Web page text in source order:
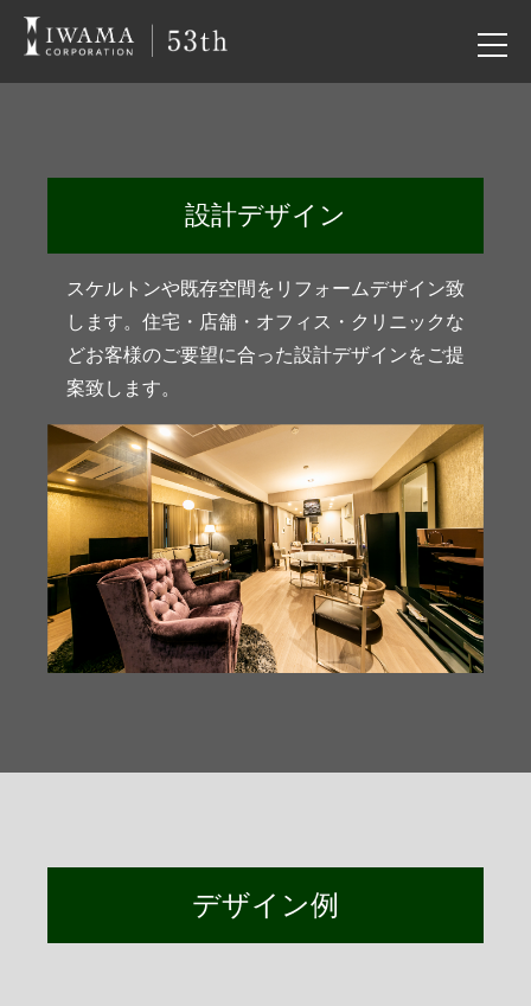
設計デザイン
スケルトンや既存空間をリフォームデザイン致
します。住宅・店舗・オフィス・クリニックな
どお客様のご要望に合った設計デザインをご提
案致します。
デザイン例